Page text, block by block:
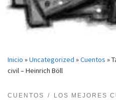
Inicio »Uncategorized »Cuentos »
civil – Heinrich Böll
CUENTOS LOS MEJORES